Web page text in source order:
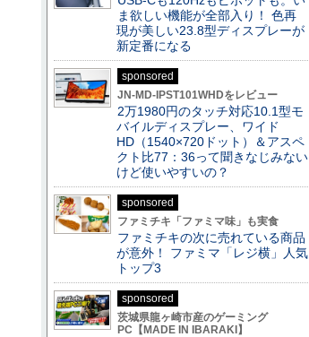
ま欲しい機能が全部入り！ 色再
現が美しい23.8型ディスプレーが
新定番になる
sponsored
JN-MD-IPST101WHDをレビュー
2万1980円のタッチ対応10.1型モ
バイルディスプレー、ワイド
HD（1540×720ドット）＆アスペ
クト比77：36って聞きなじみない
けど使いやすいの？
sponsored
ファミチキ「ファミマ味」も実食
ファミチキの次に売れている商品
が意外！ ファミマ「レジ横」人気
トップ3
sponsored
茨城県龍ヶ崎市産のゲーミング
PC【MADE IN IBARAKI】